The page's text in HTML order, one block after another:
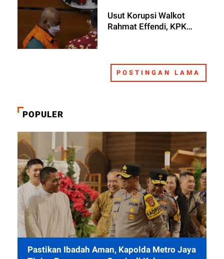
Usut Korupsi Walkot
Rahmat Effendi, KPK
POSTINGAN LAMA
POPULER
Pastikan Ibadah Aman, Kapolda Metro Jaya